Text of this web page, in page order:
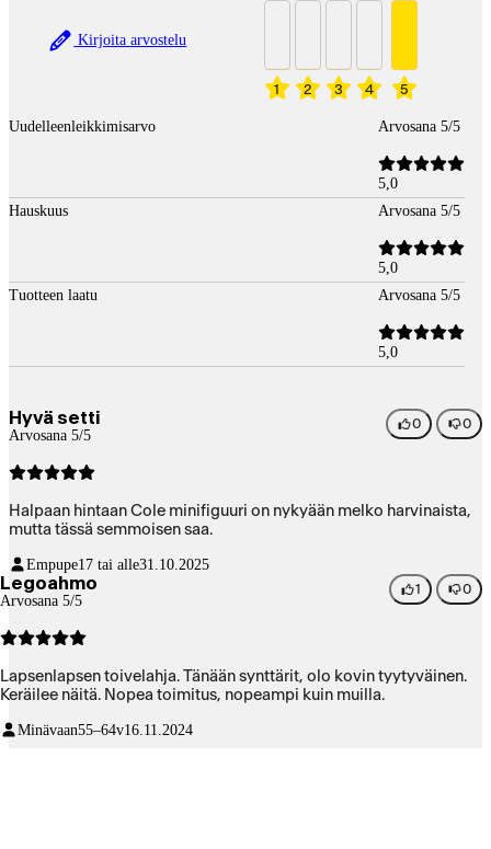
Kirjoita arvostelu
1 2 3 4 5
Uudelleenleikkimisarvo Arvosana 5/5
5,0
Hauskuus
Arvosana 5/5
5,0
Tuotteen laatu
Arvosana 5/5
5,0
Hyvä setti
Arvosana 5/5
0 0
Halpaan hintaan Cole minifiguuri on nykyään melko harvinaista,
mutta tässä semmoisen saa.
Empupe17 tai alle31.10.2025
Legoahmo
Arvosana 5/5
1 0
Lapsenlapsen toivelahja. Tänään synttärit, olo kovin tyytyväinen.
Keräilee näitä. Nopea toimitus, nopeampi kuin muilla.
Minävaan55–64v16.11.2024